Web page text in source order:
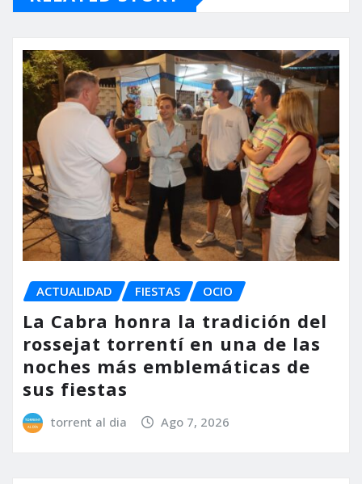
ACTUALIDAD FIESTAS OCIO
La Cabra honra la tradición del
rossejat torrentí en una de las
noches más emblemáticas de
sus fiestas
torrent al dia Ago 7, 2026